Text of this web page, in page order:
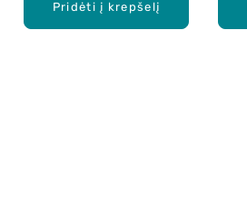
Pridėti į krepšelį